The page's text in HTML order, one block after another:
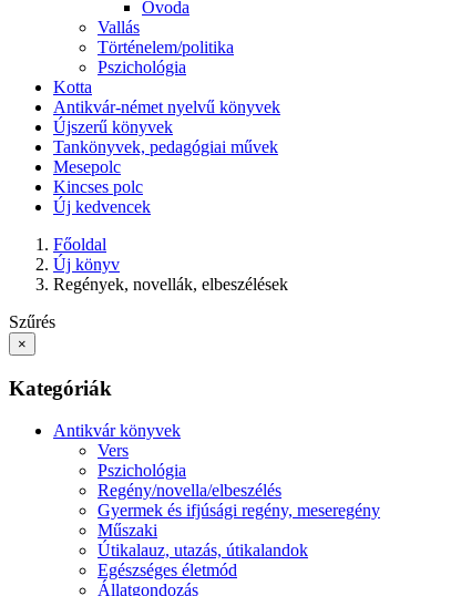
Óvoda
Vallás
Történelem/politika
Pszichológia
Kotta
Antikvár-német nyelvű könyvek
Újszerű könyvek
Tankönyvek, pedagógiai művek
Mesepolc
Kincses polc
Új kedvencek
Főoldal
Új könyv
Regények, novellák, elbeszélések
Szűrés
×
Kategóriák
Antikvár könyvek
Vers
Pszichológia
Regény/novella/elbeszélés
Gyermek és ifjúsági regény, meseregény
Műszaki
Útikalauz, utazás, útikalandok
Egészséges életmód
Állatgondozás